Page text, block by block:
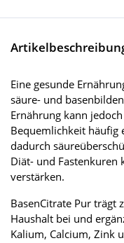
Eine gesunde
säure- und
Ernährung kann
Bequemlichkeit häufig
dadurch
Diät- und Fastenkuren
verstärken.
BasenCitrate Pur trägt
Haushalt bei und
Kalium, Calcium, Zink